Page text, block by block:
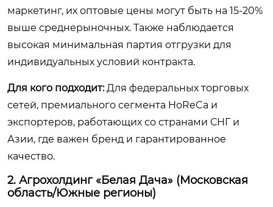
маркетинг, их оптовые цены могут быть на 15-20%
выше среднерыночных. Также наблюдается
высокая минимальная партия отгрузки для
индивидуальных условий контракта.
Для кого подходит:Для федеральных торговых
сетей, премиального сегмента HoReCa и
экспортеров, работающих со странами СНГ и
Азии, где важен бренд и гарантированное
качество.
2. Агрохолдинг «Белая Дача» (Московская
область/Южные регионы)